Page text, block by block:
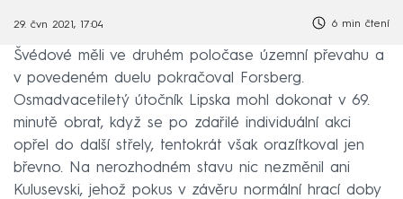
29. čvn 2021, 17:04 6 min čtení
Švédové měli ve druhém poločase územní převahu a
v povedeném duelu pokračoval Forsberg.
Osmadvacetiletý útočník Lipska mohl dokonat v 69.
minutě obrat, když se po zdařilé individuální akci
opřel do další střely, tentokrát však orazítkoval jen
břevno. Na nerozhodném stavu nic nezměnil ani
Kulusevski, jehož pokus v závěru normální hrací doby